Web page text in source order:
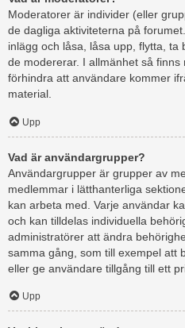
Moderatorer är individer (eller
de dagliga aktiviteterna på
inlägg och låsa, låsa upp, flytta, ta
de modererar. I allmänhet så
förhindra att användare kommer
material.
Upp
Vad är användargrupper?
Användargrupper är grupper av
medlemmar i lätthanterliga
kan arbeta med. Varje användar
och kan tilldelas individuella
administratörer att ändra
samma gång, som till exempel att
eller ge användare tillgång till ett
Upp